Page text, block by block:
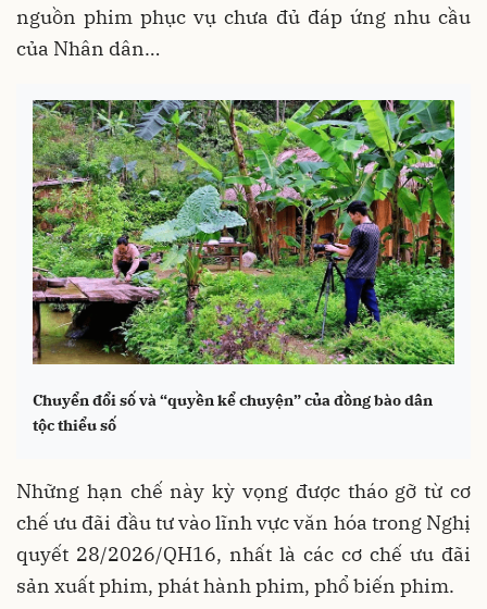
nguồn phim phục vụ chưa đủ đáp ứng nhu cầu
của Nhân dân…
Chuyển đổi số và “quyền kể chuyện” của đồng bào dân
tộc thiểu số
Những hạn chế này kỳ vọng được tháo gỡ từ cơ
chế ưu đãi đầu tư vào lĩnh vực văn hóa trong Nghị
quyết 28/2026/QH16, nhất là các cơ chế ưu đãi
sản xuất phim, phát hành phim, phổ biến phim.